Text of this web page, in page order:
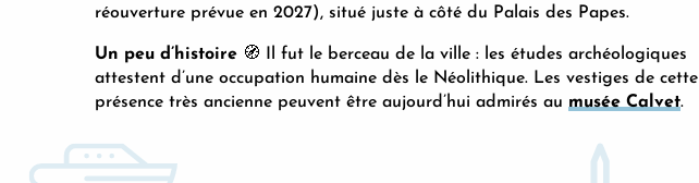
réouverture prévue en 2027), situé juste à côté du Palais des Papes.
Un peu d’histoire 🧭 Il fut le berceau de la ville : les études archéologiques
attestent d’une occupation humaine dès le Néolithique. Les vestiges de cette
présence très ancienne peuvent être aujourd’hui admirés au musée Calvet.